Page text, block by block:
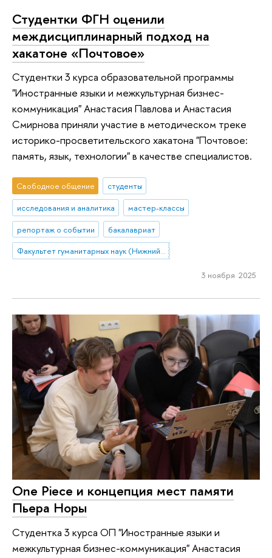
Студентки ФГН оценили
междисциплинарный подход на
хакатоне «Почтовое»
Студентки 3 курса образовательной программы
"Иностранные языки и межкультурная бизнес-
коммуникация" Анастасия Павлова и Анастасия
Смирнова приняли участие в методическом треке
историко-просветительского хакатона "Почтовое:
память, язык, технологии" в качестве специалистов.
Свободное общение
студенты
исследования и аналитика
мастер-классы
репортаж о событии
бакалавриат
Факультет гуманитарных наук (Нижний Новгород)
3 ноября 2025
One Piece и концепция мест памяти
Пьера Норы
Студентка 3 курса ОП "Иностранные языки и
межкультурная бизнес-коммуникация" Анастасия